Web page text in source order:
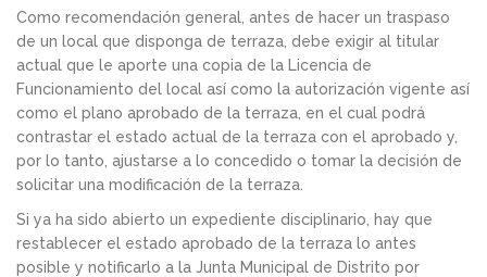
Como recomendación general, antes de hacer un traspaso
de un local que disponga de terraza, debe exigir al titular
actual que le aporte una copia de la Licencia de
Funcionamiento del local así como la autorización vigente así
como el plano aprobado de la terraza, en el cual podrá
contrastar el estado actual de la terraza con el aprobado y,
por lo tanto, ajustarse a lo concedido o tomar la decisión de
solicitar una modificación de la terraza.
Si ya ha sido abierto un expediente disciplinario, hay que
restablecer el estado aprobado de la terraza lo antes
posible y notificarlo a la Junta Municipal de Distrito por